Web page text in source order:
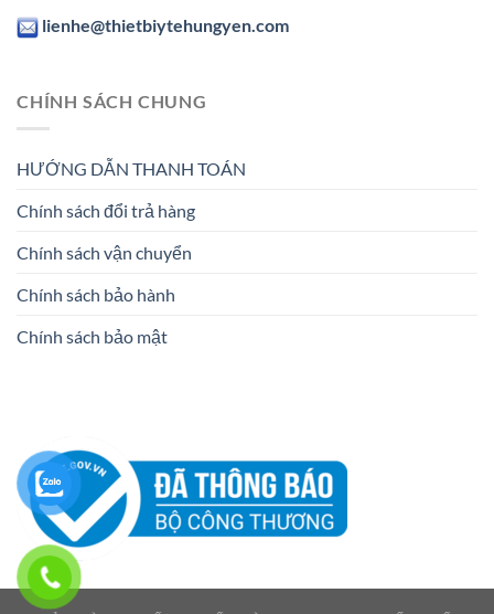
lienhe@thietbiytehungyen.com
CHÍNH SÁCH CHUNG
HƯỚNG DẪN THANH TOÁN
Chính sách đổi trả hàng
Chính sách vận chuyển
Chính sách bảo hành
Chính sách bảo mật